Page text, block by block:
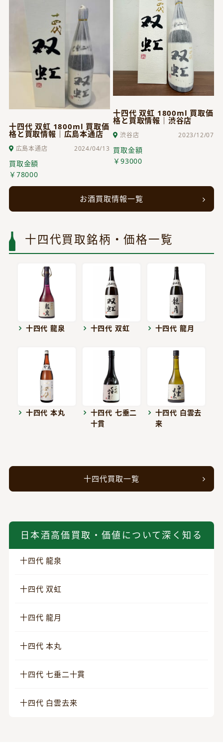
十四代 双虹 1800ml 買取価
格と買取情報｜広島本通店
広島本通店 2024/04/13
買取金額
￥78000
十四代 双虹 1800ml 買取価
格と買取情報｜渋谷店
渋谷店 2023/12/07
買取金額
￥93000
お酒買取情報一覧
十四代買取銘柄・価格一覧
十四代 龍泉 十四代 双虹 十四代 龍月
十四代 本丸
十四代 七垂二
十貫
十四代 白雲去
来
十四代買取一覧
日本酒高価買取・価値について深く知る
十四代 龍泉
十四代 双虹
十四代 龍月
十四代 本丸
十四代 七垂二十貫
十四代 白雲去来